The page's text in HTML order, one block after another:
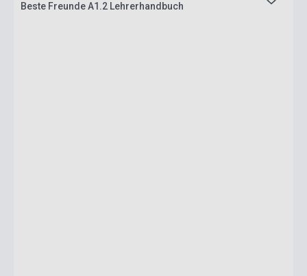
Beste Freunde A1.2 Lehrerhandbuch